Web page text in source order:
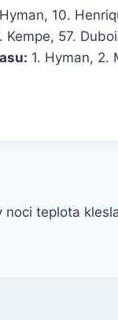
10.
Kempe, 57.
1. Hyman, 2.
noci teplota